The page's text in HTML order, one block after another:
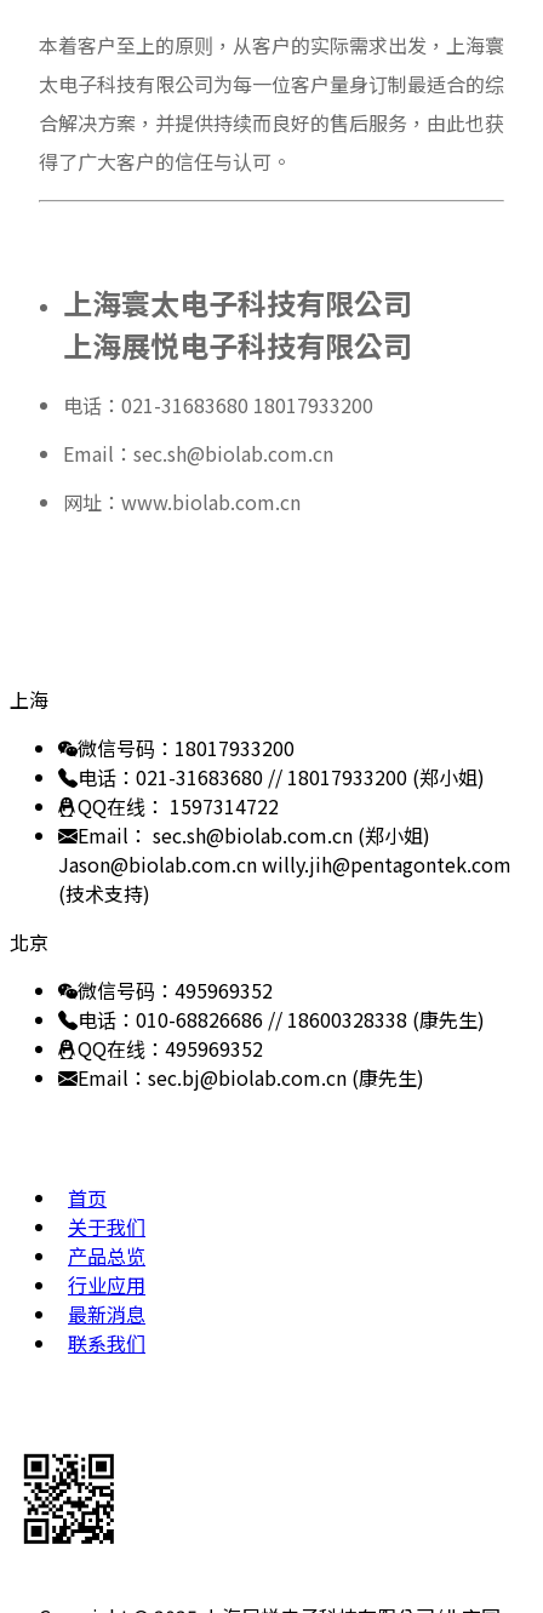
本着客户至上的原则，从客户的实际需求出发，上海寰
太电子科技有限公司为每一位客户量身订制最适合的综
合解决方案，并提供持续而良好的售后服务，由此也获
得了广大客户的信任与认可。
上海寰太电子科技有限公司
上海展悦电子科技有限公司
电话：021-31683680 18017933200
Email：sec.sh@biolab.com.cn
网址：www.biolab.com.cn
上海
微信号码：18017933200
电话：021-31683680 // 18017933200 (郑小姐)
QQ在线： 1597314722
Email： sec.sh@biolab.com.cn (郑小姐)
Jason@biolab.com.cnwilly.jih@pentagontek.com
(技术支持)
北京
微信号码：495969352
电话：010-68826686 // 18600328338 (康先生)
QQ在线：495969352
Email：sec.bj@biolab.com.cn (康先生)
首页
关于我们
产品总览
行业应用
最新消息
联系我们